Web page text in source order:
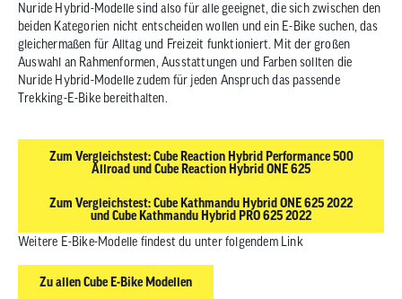
Nuride Hybrid-Modelle sind also für alle geeignet, die sich zwischen den
beiden Kategorien nicht entscheiden wollen und ein E-Bike suchen, das
gleichermaßen für Alltag und Freizeit funktioniert. Mit der großen
Auswahl an Rahmenformen, Ausstattungen und Farben sollten die
Nuride Hybrid-Modelle zudem für jeden Anspruch das passende
Trekking-E-Bike bereithalten.
Zum Vergleichstest: Cube Reaction Hybrid Performance 500
Allroad und Cube Reaction Hybrid ONE 625
Zum Vergleichstest: Cube Kathmandu Hybrid ONE 625 2022
und Cube Kathmandu Hybrid PRO 625 2022
Weitere E-Bike-Modelle findest du unter folgendem Link
Zu allen Cube E-Bike Modellen